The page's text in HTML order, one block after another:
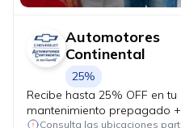
Automotores
Continental
25%
Recibe hasta 25% OFF en tu
mantenimiento prepagado +